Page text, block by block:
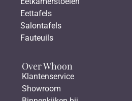
Eettafels
Salontafels
Fauteuils
Over Whoon
Klantenservice
Showroom